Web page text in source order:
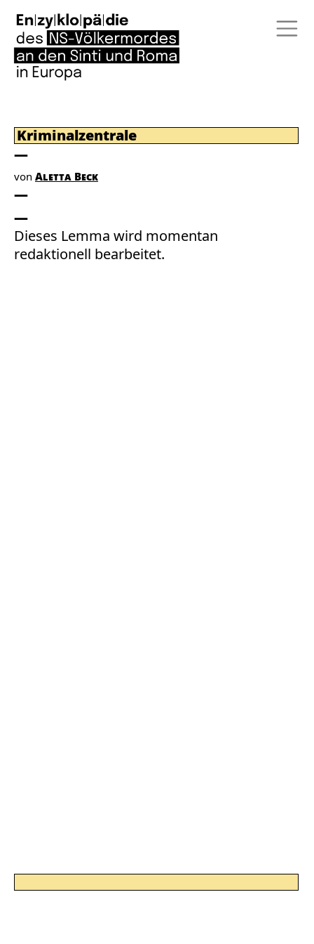
Kriminalzentrale
von Aletta Beck
Dieses Lemma wird momentan
redaktionell bearbeitet.